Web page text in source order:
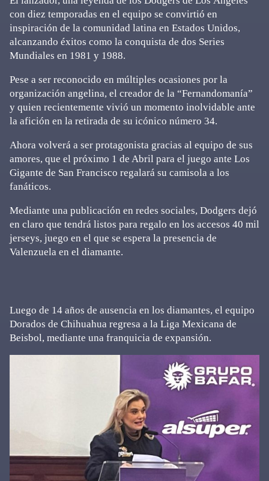
con diez temporadas en el equipo se convirtió en
inspiración de la comunidad latina en Estados Unidos,
alcanzando éxitos como la conquista de dos Series
Mundiales en 1981 y 1988.
Pese a ser reconocido en múltiples ocasiones por la
organización angelina, el creador de la “Fernandomanía”
y quien recientemente vivió un momento inolvidable ante
la afición en la retirada de su icónico número 34.
Ahora volverá a ser protagonista gracias al equipo de sus
amores, que el próximo 1 de Abril para el juego ante Los
Gigante de San Francisco regalará su camisola a los
fanáticos.
Mediante una publicación en redes sociales, Dodgers dejó
en claro que tendrá listos para regalo en los accesos 40 mil
jerseys, juego en el que se espera la presencia de
Valenzuela en el diamante.
Luego de 14 años de ausencia en los diamantes, el equipo
Dorados de Chihuahua regresa a la Liga Mexicana de
Beisbol, mediante una franquicia de expansión.